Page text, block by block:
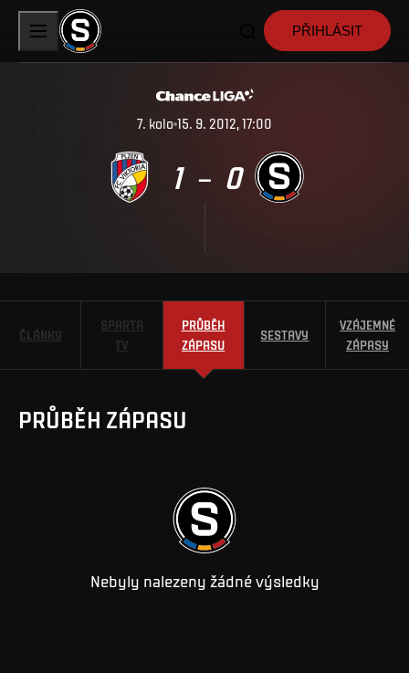
PŘIHLÁSIT
7. kolo 15. 9. 2012, 17:00
1 – 0
ČLÁNKY
SPARTA
TV
PRŮBĚH
ZÁPASU
SESTAVY
VZÁJEMNÉ
ZÁPASY
PRŮBĚH ZÁPASU
Nebyly nalezeny žádné výsledky